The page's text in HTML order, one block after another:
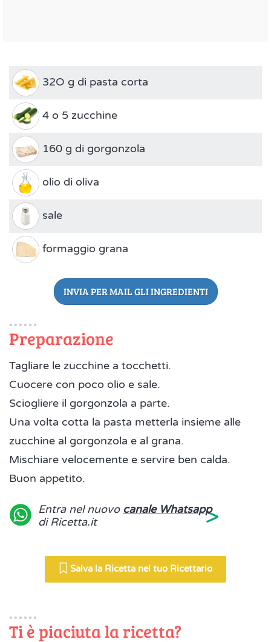
32O g di pasta corta
4 o 5 zucchine
160 g di gorgonzola
olio di oliva
sale
formaggio grana
INVIA PER MAIL GLI INGREDIENTI
Preparazione
Tagliare le zucchine a tocchetti.
Cuocere con poco olio e sale.
Sciogliere il gorgonzola a parte.
Una volta cotta la pasta metterla insieme alle
zucchine al gorgonzola e al grana.
Mischiare velocemente e servire ben calda.
Buon appetito.
Entra nel nuovo canale Whatsapp
di Ricetta.it
>
Salva la Ricetta nel tuo Ricettario
Ti è piaciuta la ricetta?